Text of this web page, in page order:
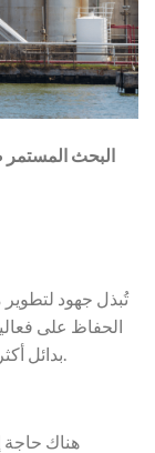
البحث
تُبذل جهود
الحفاظ على
بدائل أكثر أماناً لاستخدامها في الاستجابة لتسربات النفط.
هناك حاجة